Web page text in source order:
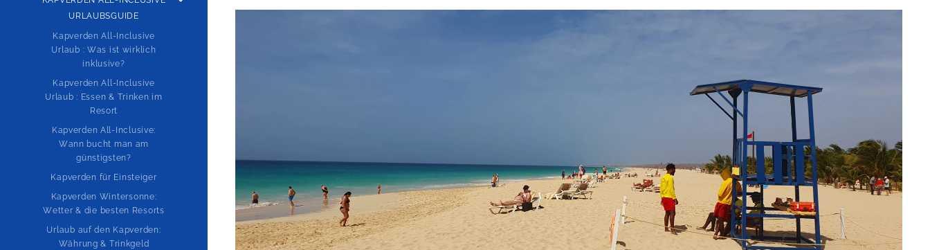
URLAUBSGUIDE
Kapverden All-Inclusive
Urlaub : Was ist wirklich
inklusive?
Kapverden All-Inclusive
Urlaub : Essen & Trinken im
Resort
Kapverden All-Inclusive:
Wann bucht man am
günstigsten?
Kapverden für Einsteiger
Kapverden Wintersonne:
Wetter & die besten Resorts
Urlaub auf den Kapverden:
Währung & Trinkgeld